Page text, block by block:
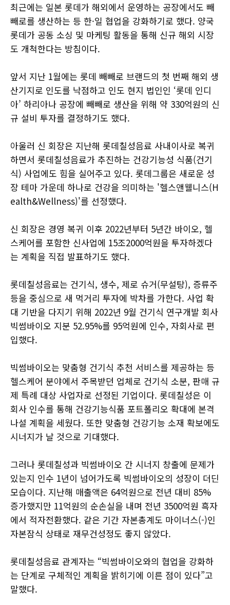
최근에는 일본 롯데가 해외에서 운영하는 공장에서도 빼
빼로를 생산하는 등 한·일 협업을 강화하기로 했다. 양국
롯데가 공동 소싱 및 마케팅 활동을 통해 신규 해외 시장
도 개척한다는 방침이다.
앞서 지난 1월에는 롯데 빼빼로 브랜드의 첫 번째 해외 생
산기지로 인도를 낙점하고 인도 현지 법인인 ‘롯데 인디
아’ 하리아나 공장에 빼빼로 생산을 위해 약 330억원의 신
규 설비 투자를 결정하기도 했다.
아울러 신 회장은 지난해 롯데칠성음료 사내이사로 복귀
하면서 롯데칠성음료가 추진하는 건강기능성 식품(건기
식) 사업에도 힘을 실어주고 있다. 롯데그룹은 새로운 성
장 테마 가운데 하나로 건강을 의미하는 '헬스앤웰니스(H
ealth&Wellness)'를 선정했다.
신 회장은 경영 복귀 이후 2022년부터 5년간 바이오, 헬
스케어를 포함한 신사업에 15조2000억원을 투자하겠다
는 계획을 직접 발표하기도 했다.
롯데칠성음료는 건기식, 생수, 제로 슈거(무설탕), 증류주
등을 중심으로 새 먹거리 투자에 박차를 가한다. 사업 확
대 기반을 다지기 위해 2022년 9월 건기식 연구개발 회사
빅썸바이오 지분 52.95%를 95억원에 인수, 자회사로 편
입했다.
빅썸바이오는 맞춤형 건기식 추천 서비스를 제공하는 등
헬스케어 분야에서 주목받던 업체로 건기식 소분, 판매 규
제 특례 대상 사업자로 선정된 기업이다. 롯데칠성은 이
회사 인수를 통해 건강기능식품 포트폴리오 확대에 본격
나설 계획을 세웠다. 또한 맞춤형 건강기능 소재 확보에도
시너지가 날 것으로 기대했다.
그러나 롯데칠성과 빅썸바이오 간 시너지 창출에 문제가
있는지 인수 1년이 넘어가도록 빅썸바이오의 성장이 더딘
모습이다. 지난해 매출액은 64억원으로 전년 대비 85%
증가했지만 11억원의 순손실을 내며 전년 3500억원 흑자
에서 적자전환했다. 같은 기간 자본총계도 마이너스(-)인
자본잠식 상태로 재무건성정도 좋지 않았다.
롯데칠성음료 관계자는 “빅썸바이오와의 협업을 강화하
는 단계로 구체적인 계획을 밝히기에 이른 점이 있다”고
말했다.